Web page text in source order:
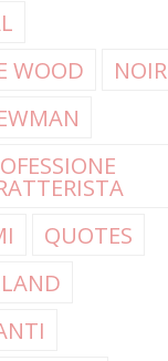
WOOD
NOIR
QUOTES